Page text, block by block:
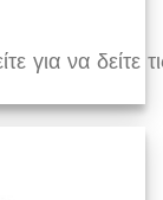
για να δείτε